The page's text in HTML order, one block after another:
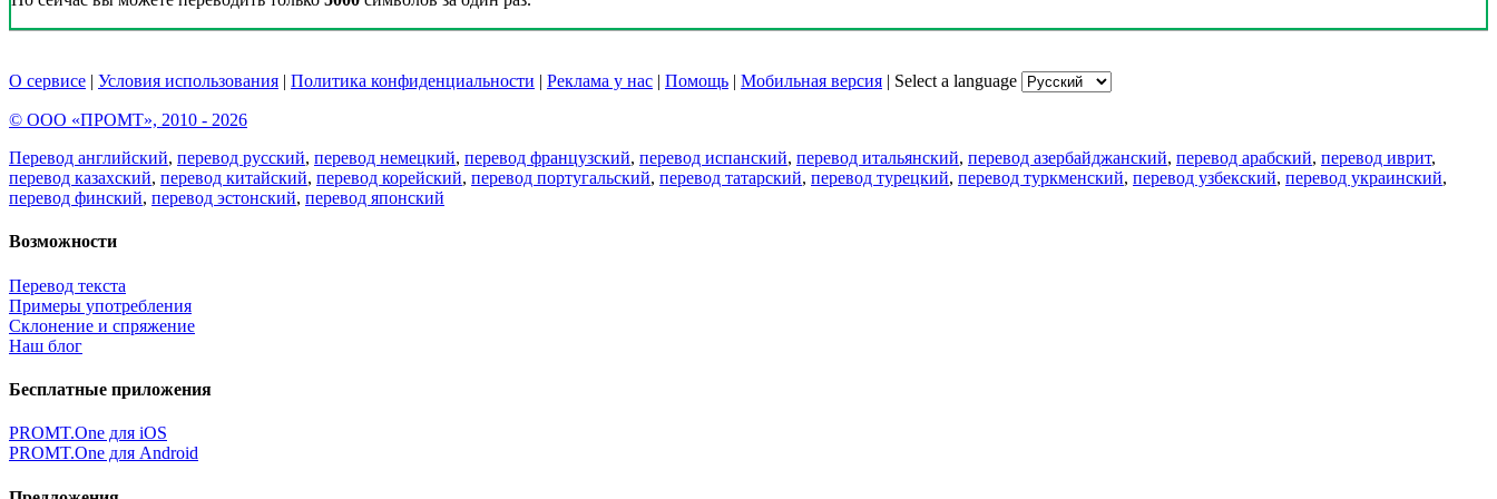
О сервисе | Условия использования | Политика конфиденциальности | Реклама у нас | Помощь | Мобильная версия | Select a language
© ООО «ПРОМТ», 2010 - 2026
Перевод английский, перевод русский, перевод немецкий, перевод французский, перевод испанский, перевод итальянский, перевод азербайджанский, перевод арабский, перевод иврит,
перевод казахский, перевод китайский, перевод корейский, перевод португальский, перевод татарский, перевод турецкий, перевод туркменский, перевод узбекский, перевод украинский,
перевод финский, перевод эстонский, перевод японский
Возможности
Перевод текста
Примеры употребления
Склонение и спряжение
Наш блог
Бесплатные приложения
PROMT.One для iOS
PROMT.One для Android